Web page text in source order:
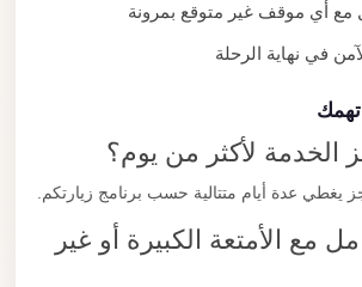
مع أي موقف غير متوقع بمرونة
في نهاية الرحلة
لأكثر من يوم؟
عدة أيام متتالية حسب برنامج زيارتكم.
مع الأمتعة الكبيرة أو غير